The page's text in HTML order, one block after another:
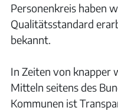
Personenkreis haben
Qualitätsstandard
bekannt.
In Zeiten von knapper
Mitteln seitens des
Kommunen ist